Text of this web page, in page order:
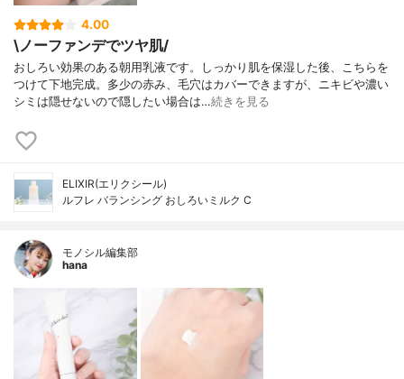
4.00
\ノーファンデでツヤ肌/
おしろい効果のある朝用乳液です。しっかり肌を保湿した後、こちらを
つけて下地完成。多少の赤み、毛穴はカバーできますが、ニキビや濃い
シミは隠せないので隠したい場合は…続きを見る
ELIXIR(エリクシール)
ルフレ バランシング おしろいミルク C
モノシル編集部
hana